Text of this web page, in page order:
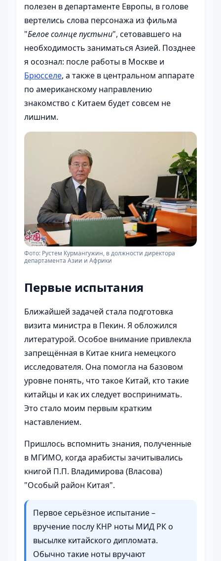
полезен в департаменте Европы, в голове
вертелись слова персонажа из фильма
"Белое солнце пустыни", сетовавшего на
необходимость заниматься Азией. Позднее
я осознал: после работы в Москве и
Брюсселе, а также в центральном аппарате
по американскому направлению
знакомство с Китаем будет совсем не
лишним.
Фото: Рустем Курмангужин, в должности директора
департамента Азии и Африки
Первые испытания
Ближайшей задачей стала подготовка
визита министра в Пекин. Я обложился
литературой. Особое внимание привлекла
запрещённая в Китае книга немецкого
исследователя. Она помогла на базовом
уровне понять, что такое Китай, кто такие
китайцы и как их следует воспринимать.
Это стало моим первым кратким
наставлением.
Пришлось вспомнить знания, полученные
в МГИМО, когда арабисты зачитывались
книгой П.П. Владимирова (Власова)
"Особый район Китая".
Первое серьёзное испытание –
вручение послу КНР ноты МИД РК о
высылке китайского дипломата.
Обычно такие ноты вручают